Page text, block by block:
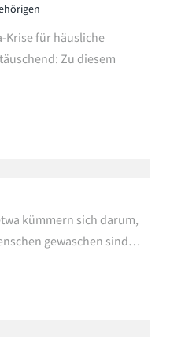
Krise für häusliche
Zu diesem
kümmern sich darum,
gewaschen sind…